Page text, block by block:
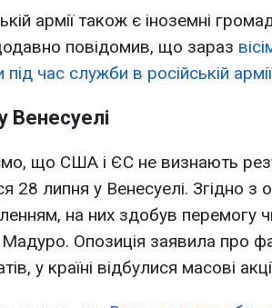
армії також є іноземні
повідомив, що зараз
під час служби в російській армії
Венесуелі
що США і ЄС не визнають
28 липня у Венесуелі. Згідно з
на них здобув перемогу
Мадуро. Опозиція заявила про
у країні відбулися масові